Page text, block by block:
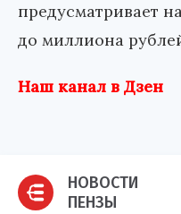
предусматривает
до миллиона
Наш канал в Дзен
НОВОСТИ
ПЕНЗЫ